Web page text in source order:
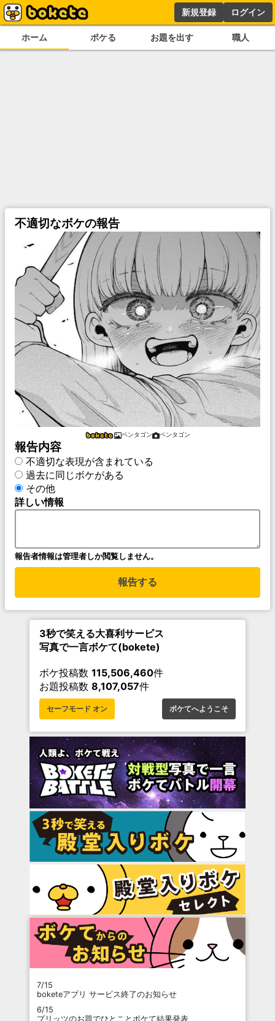
新規登録 ログイン
ホーム ボケる お題を出す 職人
不適切なボケの報告
ペンタゴン ペンタゴン
報告内容
不適切な表現が含まれている
過去に同じボケがある
その他
詳しい情報
報告者情報は管理者しか閲覧しません。
報告する
3秒で笑える大喜利サービス
写真で一言ボケて(bokete)
ボケ投稿数 115,506,460件
お題投稿数 8,107,057件
セーフモード オン ボケてへようこそ
7/15
boketeアプリ サービス終了のお知らせ
6/15
プリッツのお題でひとことボケて結果発表